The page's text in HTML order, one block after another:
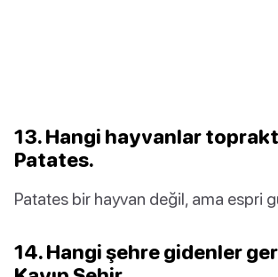
13. Hangi hayvanlar
Patates.
Patates bir hayvan değil, ama espri
14. Hangi şehre gidenler